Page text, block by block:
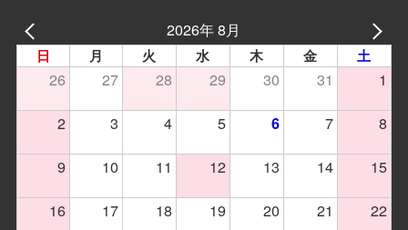
2026年 8月
日 月 火 水 木 金 土
26 27 28 29 30 31
1
2
3 4 5 6 7
8
9
10 11 12 13 14
15
16
17 18 19 20 21
22